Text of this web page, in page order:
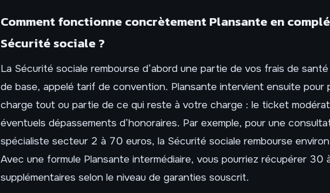
Comment fonctionne concrètement Plansante en
Sécurité sociale ?
La Sécurité sociale rembourse d’abord une partie de vos frais de
de base, appelé tarif de convention. Plansante intervient ensuite pour
charge tout ou partie de ce qui reste à votre charge : le ticket
éventuels dépassements d’honoraires. Par exemple, pour une
spécialiste secteur 2 à 70 euros, la Sécurité sociale rembourse
Avec une formule Plansante intermédiaire, vous pourriez récupérer 30
supplémentaires selon le niveau de garanties souscrit.